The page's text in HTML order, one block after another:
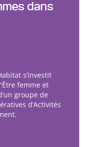
dans
s’investit
femme et
groupe de
d’Activités